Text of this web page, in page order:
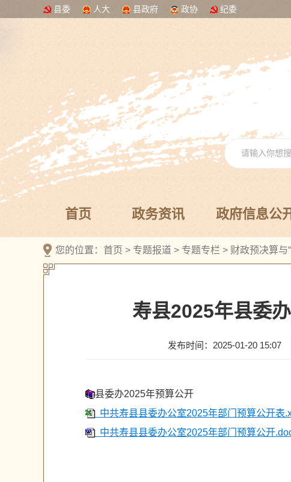
县委 人大 县政府 政协 纪委
首页 政务资讯 政府信息公
您的位置： 首页 > 专题报道 > 专题专栏 > 财政预决算与
寿县2025年县委
发布时间：2025-01-20 15:07
县委办2025年预算公开
中共寿县县委办公室2025年部门预算公开表
中共寿县县委办公室2025年部门预算公开